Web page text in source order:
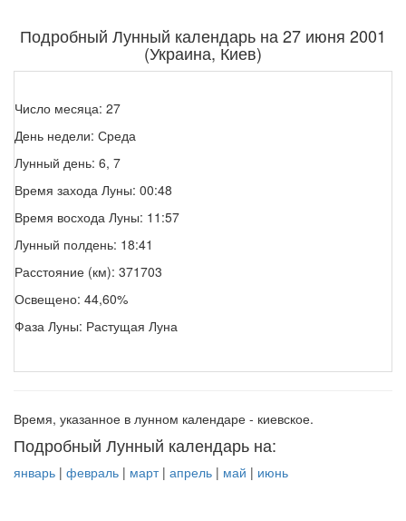
Подробный Лунный календарь на 27 июня 2001
(Украина, Киев)
Число месяца: 27
День недели: Среда
Лунный день: 6, 7
Время захода Луны: 00:48
Время восхода Луны: 11:57
Лунный полдень: 18:41
Расстояние (км): 371703
Освещено: 44,60%
Фаза Луны: Растущая Луна
Время, указанное в лунном календаре - киевское.
Подробный Лунный календарь на:
январь | февраль | март| апрель | май | июнь